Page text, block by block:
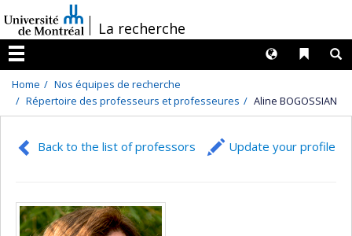
au
contenu
/La recherche
Menu
Liens
Langues
Home
Nos équipes de recherche
Répertoire des professeurs et professeures
Aline BOGOSSIAN
Back to the list of professors Update your profile